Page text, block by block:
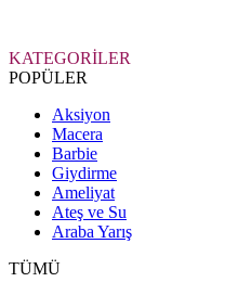
KATEGORİLER
POPÜLER
Aksiyon
Macera
Barbie
Giydirme
Ameliyat
Ateş ve Su
Araba Yarış
TÜMÜ